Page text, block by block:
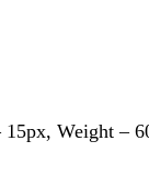
Weight –